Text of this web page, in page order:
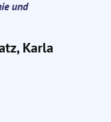
und
Karla